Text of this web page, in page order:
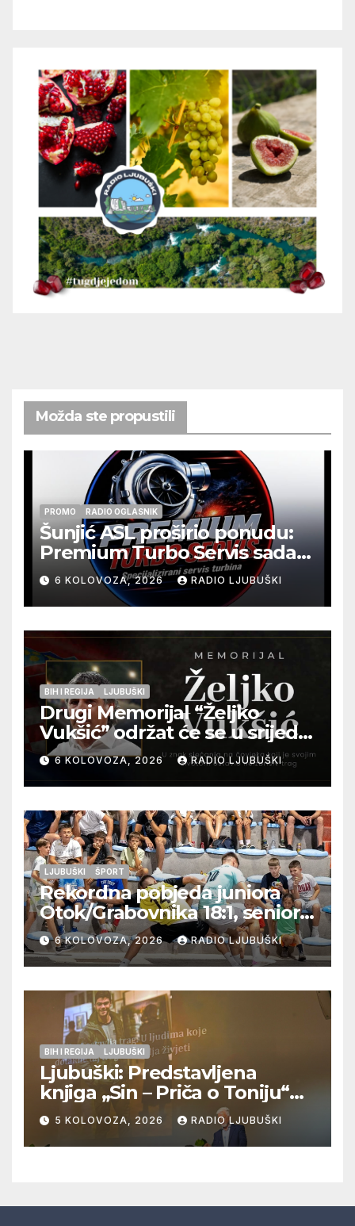
Možda ste propustili
PROMO RADIO OGLASNIK
Šunjić ASL proširio ponudu:
Premium Turbo Servis sada
na jednoj adresi u Ljubuškom
6 KOLOVOZA, 2026 RADIO LJUBUŠKI
BIH I REGIJA LJUBUŠKI
Drugi Memorijal “Željko
Vukšić” održat će se u srijedu
12. kolovoza u Otoku
6 KOLOVOZA, 2026 RADIO LJUBUŠKI
LJUBUŠKI ŠPORT
Rekordna pobjeda juniora
Otok/Grabovnika 18:1, seniori
Pregrađa u četvrtfinalu,
Veljaci i Cerno/Crnopod u
doigravanju, Grljevići završili
natjecanje
6 KOLOVOZA, 2026 RADIO LJUBUŠKI
BIH I REGIJA LJUBUŠKI
Ljubuški: Predstavljena
knjiga „Sin – Priča o Toniju“
dr. sc. Zdenka Hercega
5 KOLOVOZA, 2026 RADIO LJUBUŠKI